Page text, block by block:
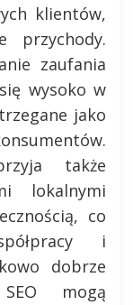
klientów,
przychody.
zaufania
wysoko w
jako
także
lokalnymi
co
i
dobrze
SEO mogą